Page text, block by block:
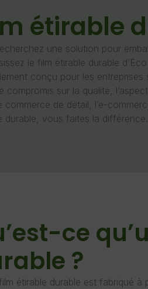
étirable
une solution pour
le film étirable durable
conçu pour les entreprises
compromis sur la qualité,
commerce de détail, l’e-
durable, vous faites la différence.
ce
?
étirable durable est fabriqué